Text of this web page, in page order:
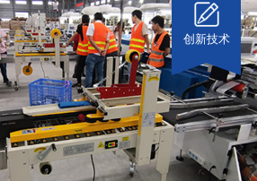
创新技术